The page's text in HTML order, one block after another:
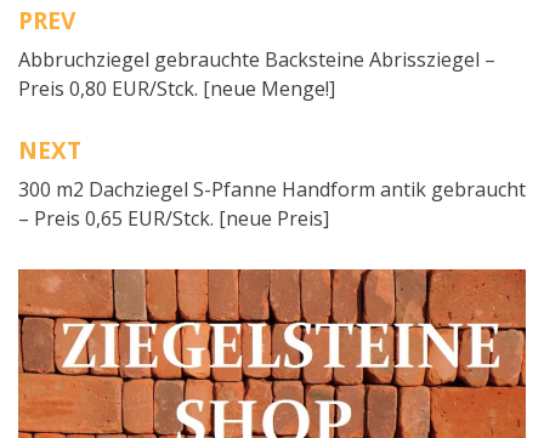
Beitragsnavigation
PREV
Abbruchziegel gebrauchte Backsteine Abrissziegel –
Preis 0,80 EUR/Stck. [neue Menge!]
NEXT
300 m2 Dachziegel S-Pfanne Handform antik gebraucht
– Preis 0,65 EUR/Stck. [neue Preis]